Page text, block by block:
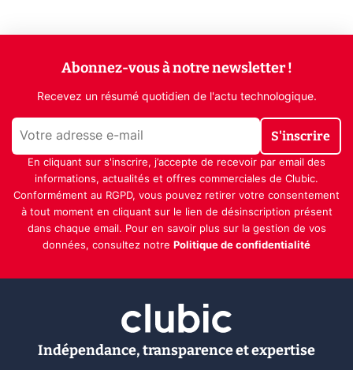
Abonnez-vous à notre newsletter !
Recevez un résumé quotidien de l'actu technologique.
S'inscrire
En cliquant sur s'inscrire, j’accepte de recevoir par email des
informations, actualités et offres commerciales de Clubic.
Conformément au RGPD, vous pouvez retirer votre consentement
à tout moment en cliquant sur le lien de désinscription présent
dans chaque email. Pour en savoir plus sur la gestion de vos
données, consultez notre Politique de confidentialité
Indépendance, transparence et expertise